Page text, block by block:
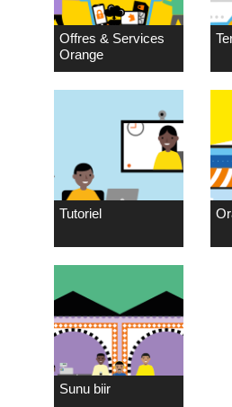
Offres & Services
Orange
Tutoriel
Sunu biir